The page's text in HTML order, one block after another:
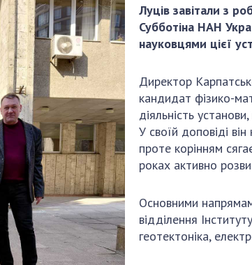
Персональний склад
Благодійний фонд
імені Бориса Патона
Віртуальний тур у
НАН України
Концепція розвитку
Національної
академії наук
України
Книга пам'яті
наук
Установи при
Президії
та комісії
Наукові центри
МОН та НАН
України
Громадські
організації
Луців завітали з
Субботіна НАН
науковцями цієї
Директор
кандидат фізико-
діяльність
У своїй доповіді
проте корінням
роках активно
Основними
відділення
геотектоніка,